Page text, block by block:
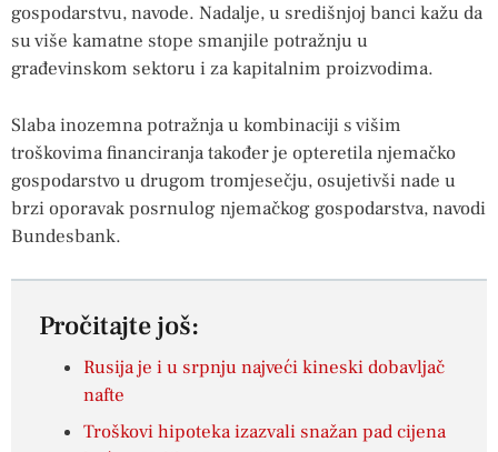
gospodarstvu, navode. Nadalje, u središnjoj banci kažu da
su više kamatne stope smanjile potražnju u
građevinskom sektoru i za kapitalnim proizvodima.
Slaba inozemna potražnja u kombinaciji s višim
troškovima financiranja također je opteretila njemačko
gospodarstvo u drugom tromjesečju, osujetivši nade u
brzi oporavak posrnulog njemačkog gospodarstva, navodi
Bundesbank.
Pročitajte još:
Rusija je i u srpnju najveći kineski dobavljač
nafte
Troškovi hipoteka izazvali snažan pad cijena